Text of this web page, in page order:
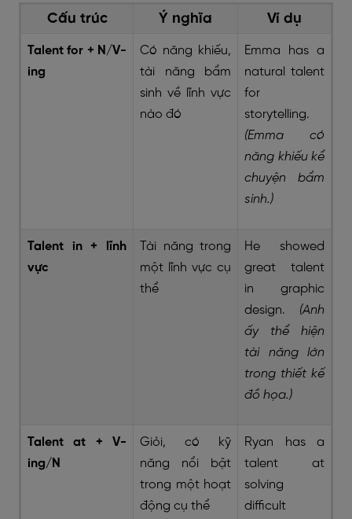
Cấu trúc Ý nghĩa Ví dụ
Talent for + N/V-
ing
Có năng khiếu,
tài năng bẩm
sinh về lĩnh vực
nào đó
Emma has a
natural talent
for
storytelling.
(Emma có
năng khiếu kể
chuyện bẩm
sinh.)
Talent in + lĩnh
vực
Tài năng trong
một lĩnh vực cụ
thể
He showed
great talent
in graphic
design. (Anh
ấy thể hiện
tài năng lớn
trong thiết kế
đồ họa.)
Talent at + V-
ing/N
Giỏi, có kỹ
năng nổi bật
trong một hoạt
động cụ thể
Ryan has a
talent at
solving
difficult